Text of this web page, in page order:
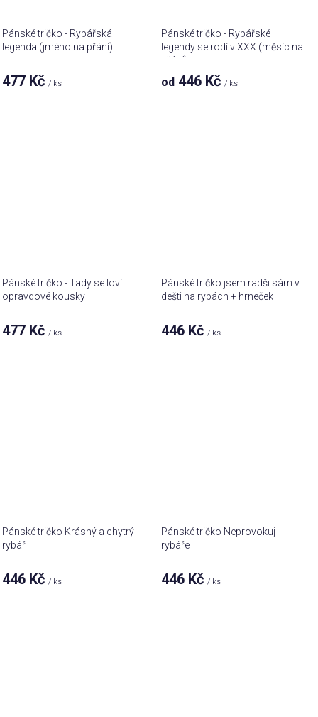
Pánské tričko - Rybářská
legenda (jméno na přání)
477 Kč/ ks
Pánské tričko - Rybářské
legendy se rodí v XXX (měsíc na
přání)
od 446 Kč/ ks
Pánské tričko - Tady se loví
opravdové kousky
477 Kč / ks
Pánské tričko jsem radši sám v
dešti na rybách + hrneček
zdarma
446 Kč / ks
Pánské tričko Krásný a chytrý
rybář
446 Kč/ ks
Pánské tričko Neprovokuj
rybáře
446 Kč/ ks